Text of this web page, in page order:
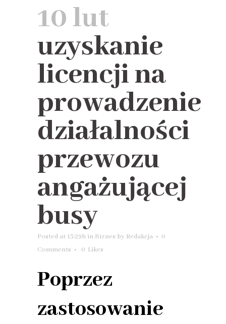
10 lut
uzyskanie
licencji na
prowadzenie
działalności
przewozu
angażującej
busy
Posted at 13:29h in Biznes by Redakcja
0
Comments
0 Likes
Poprzez
zastosowanie